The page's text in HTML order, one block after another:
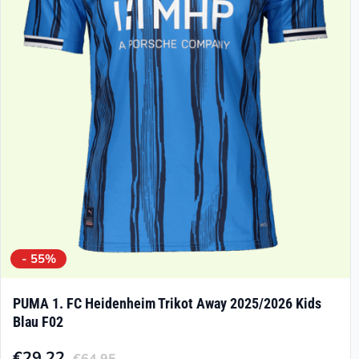
Optionen
können
Produktseite
- 55%
PUMA 1. FC Heidenheim Trikot Away 2025/2026 Kids
Blau F02